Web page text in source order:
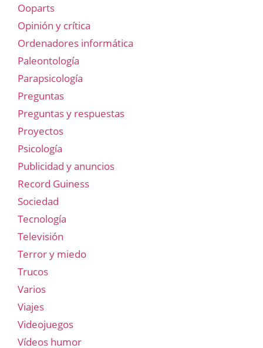
Ooparts
Opinión y crítica
Ordenadores informática
Paleontología
Parapsicología
Preguntas
Preguntas y respuestas
Proyectos
Psicología
Publicidad y anuncios
Record Guiness
Sociedad
Tecnología
Televisión
Terror y miedo
Trucos
Varios
Viajes
Videojuegos
Vídeos humor